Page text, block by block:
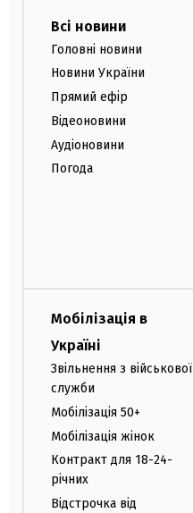
Всі новини
Головні новини
Новини України
Прямий ефір
Відеоновини
Аудіоновини
Погода
Мобілізація в
Україні
Звільнення з військової
служби
Мобілізація 50+
Мобілізація жінок
Контракт для 18-24-
річних
Відстрочка від